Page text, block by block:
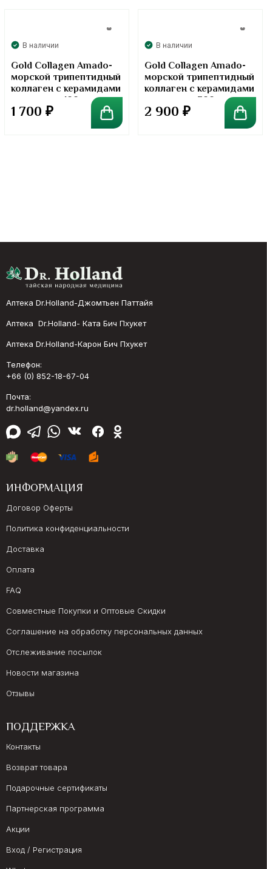
В наличии
Gold Collagen Amado-
морской трипептидный
коллаген с керамидами
в порошке. 100 грамм
1 700 ₽
В наличии
Gold Collagen Amado-
морской трипептидный
коллаген с керамидами
в порошке. 300 грамм
2 900 ₽
Аптека Dr.Holland-Джомтьен Паттайя
Аптека Dr.Holland- Ката Бич Пхукет
Аптека Dr.Holland-Карон Бич Пхукет
Телефон:
+66 (0) 852-18-67-04
Почта:
dr.holland@yandex.ru
ИНФОРМАЦИЯ
Договор Оферты
Политика конфиденциальности
Доставка
Оплата
FAQ
Совместные Покупки и Оптовые Скидки
Соглашение на обработку персональных данных
Отслеживание посылок
Новости магазина
Отзывы
ПОДДЕРЖКА
Контакты
Возврат товара
Подарочные сертификаты
Партнерская программа
Акции
Вход / Регистрация